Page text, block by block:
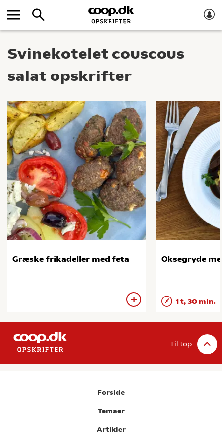
Svinekotelet couscous
salat opskrifter
Græske frikadeller med feta Oksegryde
1 t, 30 min.
Til top
Forside
Temaer
Artikler